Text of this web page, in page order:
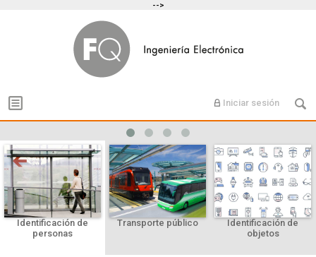
-->
Iniciar sesión
Identificación de
personas
Transporte público
Identificación de
objetos